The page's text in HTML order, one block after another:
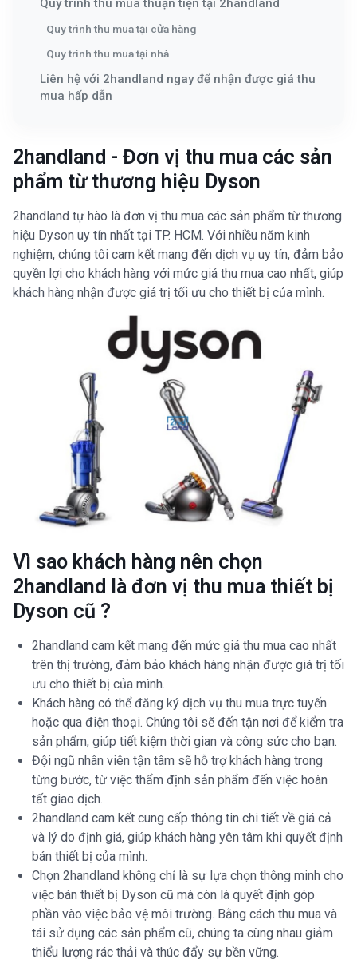
Quy trình thu mua thuận tiện tại 2handland
Quy trình thu mua tại cửa hàng
Quy trình thu mua tại nhà
Liên hệ với 2handland ngay để nhận được giá thu
mua hấp dẫn
2handland - Đơn vị thu mua các sản
phẩm từ thương hiệu Dyson
2handland tự hào là đơn vị thu mua các sản phẩm từ thương
hiệu Dyson uy tín nhất tại TP. HCM. Với nhiều năm kinh
nghiệm, chúng tôi cam kết mang đến dịch vụ uy tín, đảm bảo
quyền lợi cho khách hàng với mức giá thu mua cao nhất, giúp
khách hàng nhận được giá trị tối ưu cho thiết bị của mình.
Vì sao khách hàng nên chọn
2handland là đơn vị thu mua thiết bị
Dyson cũ ?
2handland cam kết mang đến mức giá thu mua cao nhất
trên thị trường, đảm bảo khách hàng nhận được giá trị tối
ưu cho thiết bị của mình.
Khách hàng có thể đăng ký dịch vụ thu mua trực tuyến
hoặc qua điện thoại. Chúng tôi sẽ đến tận nơi để kiểm tra
sản phẩm, giúp tiết kiệm thời gian và công sức cho bạn.
Đội ngũ nhân viên tận tâm sẽ hỗ trợ khách hàng trong
từng bước, từ việc thẩm định sản phẩm đến việc hoàn
tất giao dịch.
2handland cam kết cung cấp thông tin chi tiết về giá cả
và lý do định giá, giúp khách hàng yên tâm khi quyết định
bán thiết bị của mình.
Chọn 2handland không chỉ là sự lựa chọn thông minh cho
việc bán thiết bị Dyson cũ mà còn là quyết định góp
phần vào việc bảo vệ môi trường. Bằng cách thu mua và
tái sử dụng các sản phẩm cũ, chúng ta cùng nhau giảm
thiểu lượng rác thải và thúc đẩy sự bền vững.